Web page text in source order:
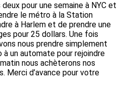
pour une semaine à NYC et
le métro à la Station
à Harlem et de prendre une
pour 25 dollars. Une fois
nous prendre simplement
un automate pour rejoindre
nous achèterons nos
Merci d’avance pour votre